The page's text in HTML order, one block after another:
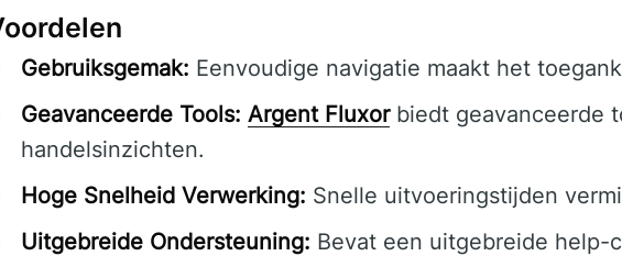
Gebruiksgemak: Eenvoudige navigatie maakt het
Geavanceerde Tools: Argent Fluxorbiedt geavanceerde
handelsinzichten.
Hoge Snelheid Verwerking: Snelle uitvoeringstijden
Uitgebreide Ondersteuning: Bevat een uitgebreide help-